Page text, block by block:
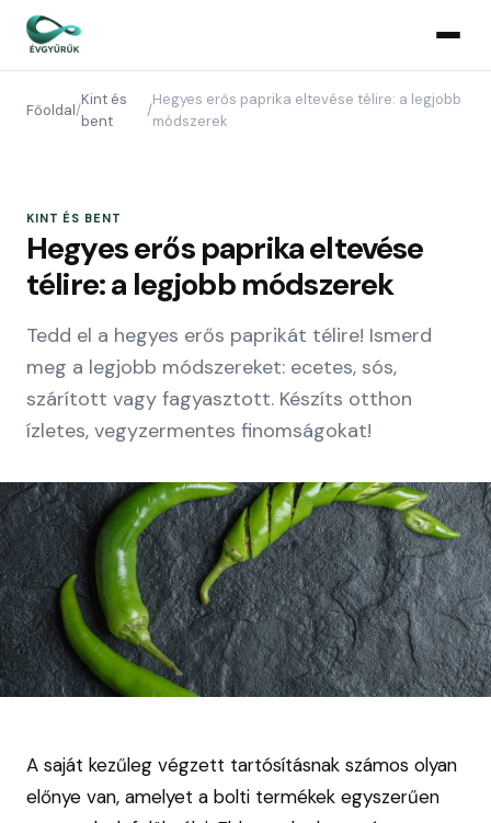
Főoldal/
Kint és
bent
/
Hegyes erős paprika eltevése télire: a legjobb
módszerek
KINT ÉS BENT
Hegyes erős paprika eltevése
télire: a legjobb módszerek
Tedd el a hegyes erős paprikát télire! Ismerd
meg a legjobb módszereket: ecetes, sós,
szárított vagy fagyasztott. Készíts otthon
ízletes, vegyzermentes finomságokat!
A saját kezűleg végzett tartósításnak számos olyan
előnye van, amelyet a bolti termékek egyszerűen